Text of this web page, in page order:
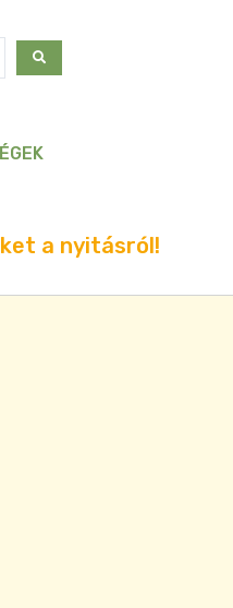
a nyitásról!